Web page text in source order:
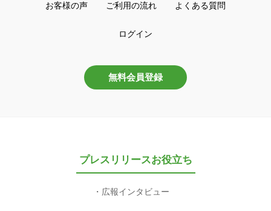
お客様の声 ご利用の流れ よくある質問
ログイン
無料会員登録
プレスリリースお役立ち
広報インタビュー